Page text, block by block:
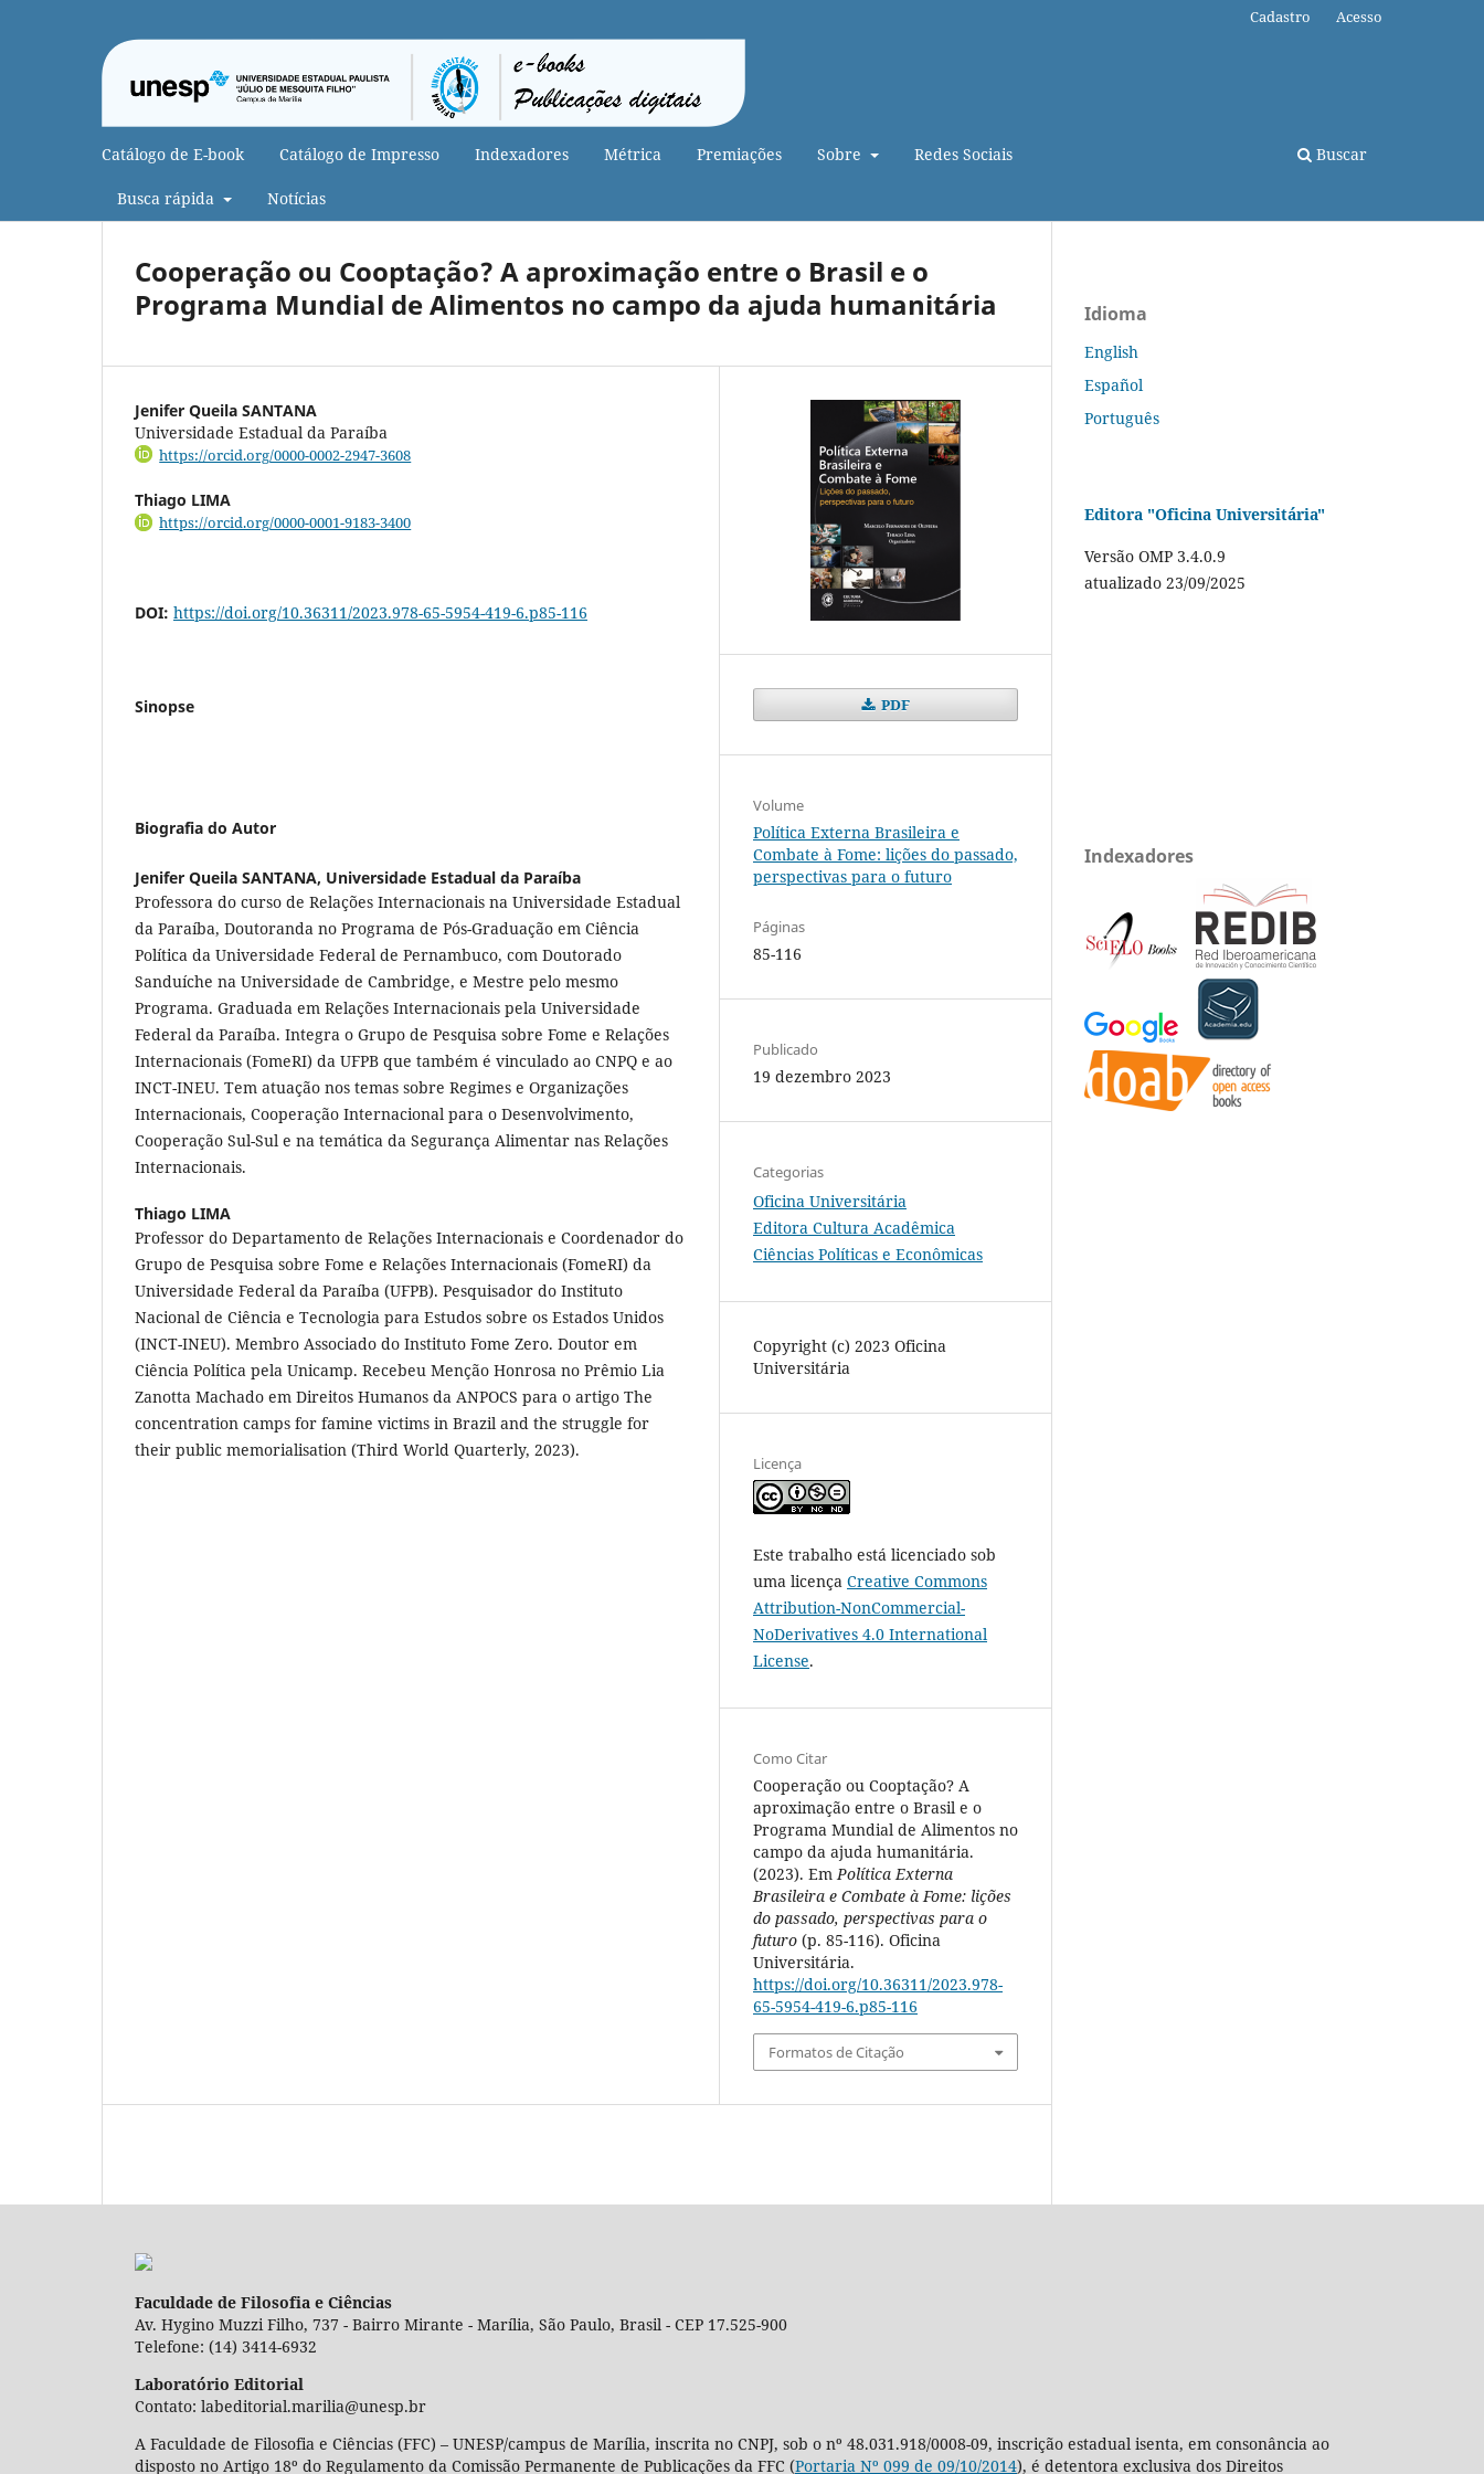
Catálogo de E-book Catálogo de Impresso Indexadores Métrica Premiações Sobre Redes Sociais
Busca rápida Notícias
Buscar
Cadastro Acesso
Cooperação ou Cooptação? A aproximação entre o Brasil e o
Programa Mundial de Alimentos no campo da ajuda humanitária
Jenifer Queila SANTANA
Universidade Estadual da Paraíba
https://orcid.org/0000-0002-2947-3608
Thiago LIMA
https://orcid.org/0000-0001-9183-3400
DOI: https://doi.org/10.36311/2023.978-65-5954-419-6.p85-116
Sinopse
Biografia do Autor
Jenifer Queila SANTANA, Universidade Estadual da Paraíba
Professora do curso de Relações Internacionais na Universidade Estadual
da Paraíba, Doutoranda no Programa de Pós-Graduação em Ciência
Política da Universidade Federal de Pernambuco, com Doutorado
Sanduíche na Universidade de Cambridge, e Mestre pelo mesmo
Programa. Graduada em Relações Internacionais pela Universidade
Federal da Paraíba. Integra o Grupo de Pesquisa sobre Fome e Relações
Internacionais (FomeRI) da UFPB que também é vinculado ao CNPQ e ao
INCT-INEU. Tem atuação nos temas sobre Regimes e Organizações
Internacionais, Cooperação Internacional para o Desenvolvimento,
Cooperação Sul-Sul e na temática da Segurança Alimentar nas Relações
Internacionais.
Thiago LIMA
Professor do Departamento de Relações Internacionais e Coordenador do
Grupo de Pesquisa sobre Fome e Relações Internacionais (FomeRI) da
Universidade Federal da Paraíba (UFPB). Pesquisador do Instituto
Nacional de Ciência e Tecnologia para Estudos sobre os Estados Unidos
(INCT-INEU). Membro Associado do Instituto Fome Zero. Doutor em
Ciência Política pela Unicamp. Recebeu Menção Honrosa no Prêmio Lia
Zanotta Machado em Direitos Humanos da ANPOCS para o artigo The
concentration camps for famine victims in Brazil and the struggle for
their public memorialisation (Third World Quarterly, 2023).
PDF
Volume
Política Externa Brasileira e
Combate à Fome: lições do passado,
perspectivas para o futuro
Páginas
85-116
Publicado
19 dezembro 2023
Categorias
Oficina Universitária
Editora Cultura Acadêmica
Ciências Políticas e Econômicas
Copyright (c) 2023 Oficina
Universitária
Licença
Este trabalho está licenciado sob
uma licença Creative Commons
Attribution-NonCommercial-
NoDerivatives 4.0 International
License.
Como Citar
Cooperação ou Cooptação? A
aproximação entre o Brasil e o
Programa Mundial de Alimentos no
campo da ajuda humanitária.
(2023). EmPolítica Externa
Brasileira e Combate à Fome: lições
do passado, perspectivas para o
futuro (p. 85-116). Oficina
Universitária.
https://doi.org/10.36311/2023.978-
65-5954-419-6.p85-116
Formatos de Citação
Idioma
English
Español
Português
Editora "Oficina Universitária"
Versão OMP 3.4.0.9
atualizado 23/09/2025
Indexadores
Faculdade de Filosofia e Ciências
Av. Hygino Muzzi Filho, 737 - Bairro Mirante - Marília, São Paulo, Brasil - CEP 17.525-900
Telefone: (14) 3414-6932
Laboratório Editorial
Contato: labeditorial.marilia@unesp.br
A Faculdade de Filosofia e Ciências (FFC) – UNESP/campus de Marília, inscrita no CNPJ, sob o nº 48.031.918/0008-09, inscrição estadual isenta, em consonância ao
disposto no Artigo 18º do Regulamento da Comissão Permanente de Publicações da FFC (Portaria Nº 099 de 09/10/2014), é detentora exclusiva dos Direitos